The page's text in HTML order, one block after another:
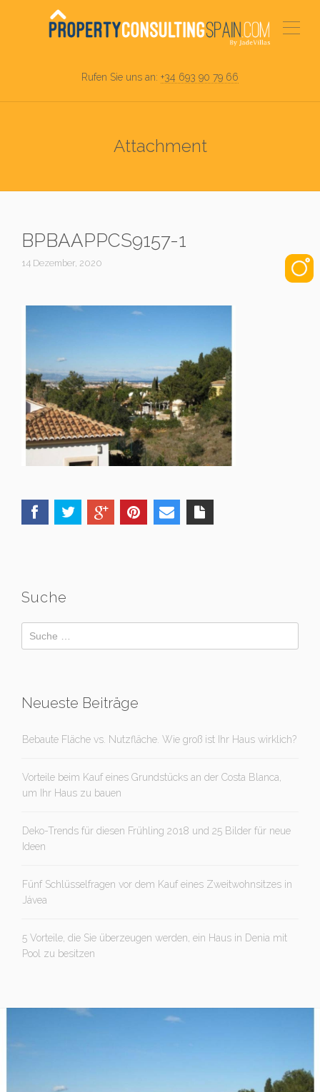
Rufen Sie uns an: +34 693 90 79 66
Attachment
BPBAAPPCS9157-1
14 Dezember, 2020
Suche
Neueste Beiträge
Bebaute Fläche vs. Nutzfläche. Wie groß ist Ihr Haus wirklich?
Vorteile beim Kauf eines Grundstücks an der Costa Blanca,
um Ihr Haus zu bauen
Deko-Trends für diesen Frühling 2018 und 25 Bilder für neue
Ideen
Fünf Schlüsselfragen vor dem Kauf eines Zweitwohnsitzes in
Jávea
5 Vorteile, die Sie überzeugen werden, ein Haus in Denia mit
Pool zu besitzen